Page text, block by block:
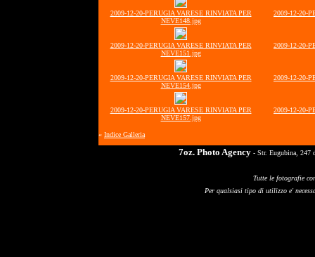
2009-12-20-PERUGIA VARESE RINVIATA PER
NEVE148.jpg
2009-12-20-
2009-12-20-PERUGIA VARESE RINVIATA PER
NEVE151.jpg
2009-12-20-
2009-12-20-PERUGIA VARESE RINVIATA PER
NEVE154.jpg
2009-12-20-
2009-12-20-PERUGIA VARESE RINVIATA PER
NEVE157.jpg
2009-12-20-
« Indice Galleria
7oz. Photo Agency - Str. Eugubina, 247
Tutte le fotografie
Per qualsiasi tipo di utilizzo e'